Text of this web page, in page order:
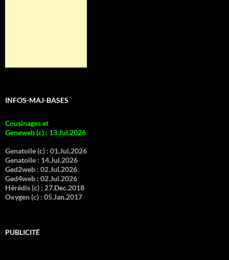
INFOS-MAJ-BASES
Cousinages et
Geneweb (c) : 13.Jul.2026
Genatoile (c) : 01.Jul.2026
Genatoile : 14.Jul.2026
Ged2web : 02.Jul.2026
Ged4web : 02.Jul.2026
Hérédis (c) : 27.Dec.2018
Oxygen (c) : 05.Jan.2017
PUBLICITÉ